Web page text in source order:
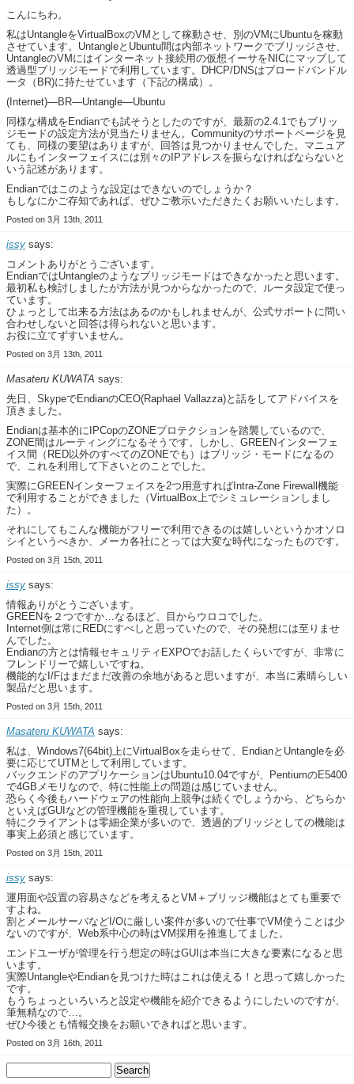
こんにちわ。
私はUntangleをVirtualBoxのVMとして稼動させ、別のVMにUbuntuを稼動
させています。UntangleとUbuntu間は内部ネットワークでブリッジさせ、
UntangleのVMにはインターネット接続用の仮想イーサをNICにマップして
透過型ブリッジモードで利用しています。DHCP/DNSはブロードバンドル
ータ（BR)に持たせています（下記の構成）。
(Internet)—BR—Untangle—Ubuntu
同様な構成をEndianでも試そうとしたのですが、最新の2.4.1でもブリッ
ジモードの設定方法が見当たりません。Communityのサポートページを見
ても、同様の要望はありますが、回答は見つかりませんでした。マニュア
ルにもインターフェイスには別々のIPアドレスを振らなければならないと
いう記述があります。
Endianではこのような設定はできないのでしょうか？
もしなにかご存知であれば、ぜひご教示いただきたくお願いいたします。
Posted on 3月 13th, 2011
issy says:
コメントありがとうございます。
EndianではUntangleのようなブリッジモードはできなかったと思います。
最初私も検討しましたが方法が見つからなかったので、ルータ設定で使っ
ています。
ひょっとして出来る方法はあるのかもしれませんが、公式サポートに問い
合わせしないと回答は得られないと思います。
お役に立てずすいません。
Posted on 3月 13th, 2011
Masateru KUWATA says:
先日、SkypeでEndianのCEO(Raphael Vallazza)と話をしてアドバイスを
頂きました。
Endianは基本的にIPCopのZONEプロテクションを踏襲しているので、
ZONE間はルーティングになるそうです。しかし、GREENインターフェ
イス間（RED以外のすべてのZONEでも）はブリッジ・モードになるの
で、これを利用して下さいとのことでした。
実際にGREENインターフェイスを2つ用意すればIntra-Zone Firewall機能
で利用することができました（VirtualBox上でシミュレーションしまし
た）。
それにしてもこんな機能がフリーで利用できるのは嬉しいというかオソロ
シイというべきか、メーカ各社にとっては大変な時代になったものです。
Posted on 3月 15th, 2011
issy says:
情報ありがとうございます。
GREENを２つですか…なるほど、目からウロコでした。
Internet側は常にREDにすべしと思っていたので、その発想には至りませ
んでした。
Endianの方とは情報セキュリティEXPOでお話したくらいですが、非常に
フレンドリーで嬉しいですね。
機能的なI/Fはまだまだ改善の余地があると思いますが、本当に素晴らしい
製品だと思います。
Posted on 3月 15th, 2011
Masateru KUWATA says:
私は、Windows7(64bit)上にVirtualBoxを走らせて、EndianとUntangleを必
要に応じてUTMとして利用しています。
バックエンドのアプリケーションはUbuntu10.04ですが、PentiumのE5400
で4GBメモリなので、特に性能上の問題は感じていません。
恐らく今後もハードウェアの性能向上競争は続くでしょうから、どちらか
といえばGUIなどの管理機能を重視しています。
特にクライアントは零細企業が多いので、透過的ブリッジとしての機能は
事実上必須と感じています。
Posted on 3月 15th, 2011
issy says:
運用面や設置の容易さなどを考えるとVM＋ブリッジ機能はとても重要で
すよね。
割とメールサーバなどI/Oに厳しい案件が多いので仕事でVM使うことは少
ないのですが、Web系中心の時はVM採用を推進してました。
エンドユーザが管理を行う想定の時はGUIは本当に大きな要素になると思
います。
実際UntangleやEndianを見つけた時はこれは使える！と思って嬉しかった
です。
もうちょっといろいろと設定や機能を紹介できるようにしたいのですが、
筆無精なので…。
ぜひ今後とも情報交換をお願いできればと思います。
Posted on 3月 16th, 2011